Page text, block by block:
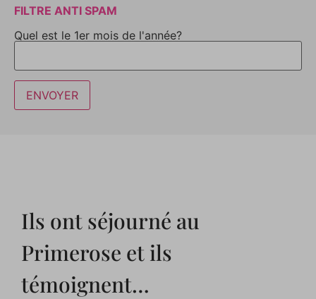
FILTRE ANTI SPAM
Quel est le 1er mois de l'année?
Ils ont séjourné au
Primerose et ils
témoignent…